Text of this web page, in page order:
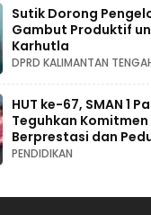
Sutik Dorong
Gambut Produktif
Karhutla
DPRD KALIMANTAN
HUT ke-67, SMAN 1
Teguhkan
Berprestasi dan
PENDIDIKAN